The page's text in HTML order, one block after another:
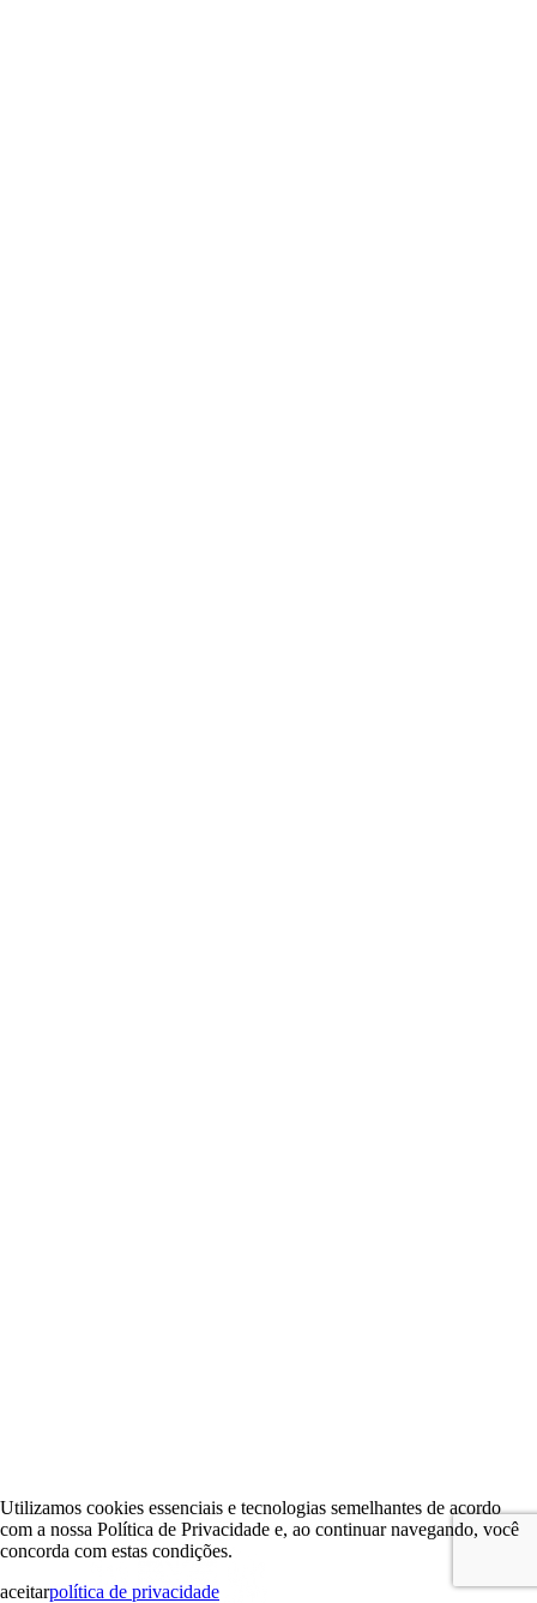
Utilizamos cookies essenciais e tecnologias semelhantes de acordo
com a nossa Política de Privacidade e, ao continuar navegando, você
concorda com estas condições.
aceitarpolítica de privacidade